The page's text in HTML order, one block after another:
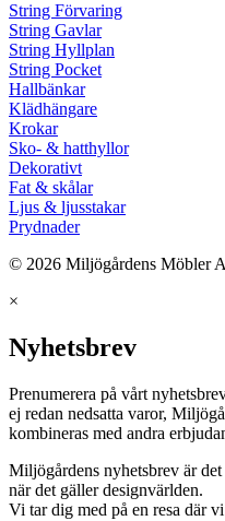
String Förvaring
String Gavlar
String Hyllplan
String Pocket
Hallbänkar
Klädhängare
Krokar
Sko- & hatthyllor
Dekorativt
Fat & skålar
Ljus & ljusstakar
Prydnader
© 2026 Miljögårdens Möbler
×
Nyhetsbrev
Prenumerera på vårt
ej redan nedsatta varor,
kombineras med andra
Miljögårdens nyhetsbrev är det
när det gäller designvärlden.
Vi tar dig med på en resa där